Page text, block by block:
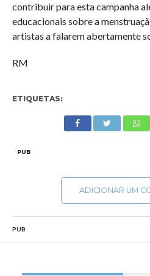
contribuir para esta campanha
educacionais sobre a
artistas a falarem abertamente
RM
ETIQUETAS:
PUB
ADICIONAR UM
PUB